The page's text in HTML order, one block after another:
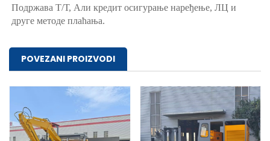
Подржава Т/Т, Али кредит осигурање наређење, ЛЦ и
друге методе плаћања.
POVEZANI PROIZVODI